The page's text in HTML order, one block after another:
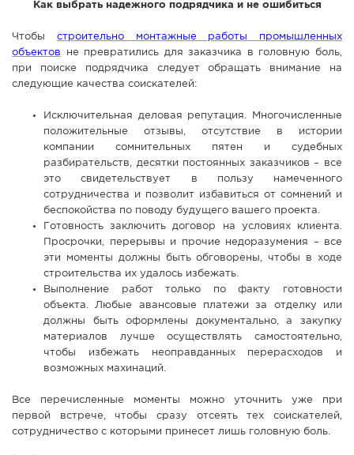
Как выбрать надежного подрядчика и не ошибиться
Чтобы строительно монтажные работы промышленных
объектов не превратились для заказчика в головную боль,
при поиске подрядчика следует обращать внимание на
следующие качества соискателей:
Исключительная деловая репутация. Многочисленные
положительные отзывы, отсутствие в истории
компании сомнительных пятен и судебных
разбирательств, десятки постоянных заказчиков – все
это свидетельствует в пользу намеченного
сотрудничества и позволит избавиться от сомнений и
беспокойства по поводу будущего вашего проекта.
Готовность заключить договор на условиях клиента.
Просрочки, перерывы и прочие недоразумения – все
эти моменты должны быть обговорены, чтобы в ходе
строительства их удалось избежать.
Выполнение работ только по факту готовности
объекта. Любые авансовые платежи за отделку или
должны быть оформлены документально, а закупку
материалов лучше осуществлять самостоятельно,
чтобы избежать неоправданных перерасходов и
возможных махинаций.
Все перечисленные моменты можно уточнить уже при
первой встрече, чтобы сразу отсеять тех соискателей,
сотрудничество с которыми принесет лишь головную боль.